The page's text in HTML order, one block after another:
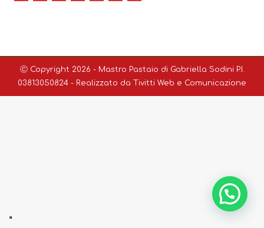
Ⓒ Copyright 2026 - Mastro Pastaio di Gabriella Sodini P.I.
03813050824 - Realizzato da
Tivitti Web e Comunicazione